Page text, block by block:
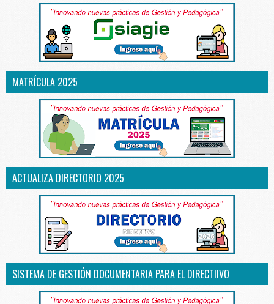
MATRÍCULA 2025
ACTUALIZA DIRECTORIO 2025
SISTEMA DE GESTIÓN DOCUMENTARIA PARA EL DIRECTIIVO